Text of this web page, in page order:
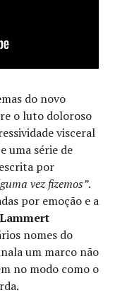
do novo
o luto doloroso
visceral
e uma série de
por
vez fizemos”.
por emoção e a
nomes do
um marco não
no modo como o